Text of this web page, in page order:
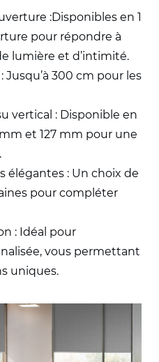
:Disponibles en 1
pour répondre à
lumière et d’intimité.
Jusqu’à 300 cm pour les
vertical : Disponible en
et 127 mm pour une
élégantes : Un choix de
pour compléter
: Idéal pour
vous permettant
uniques.